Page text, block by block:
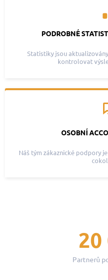
PODROBNÉ
Statistiky jsou
kontrolovat
OSOBNÍ
Náš tým zákaznické podpory
20
Partnerů